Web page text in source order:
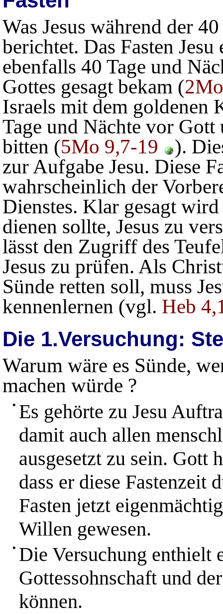
Was Jesus während der
berichtet. Das Fasten
ebenfalls 40 Tage und
Gottes gesagt bekam (
Israels mit dem goldenen
Tage und Nächte vor
bitten (5Mo 9,7-19
).
zur Aufgabe Jesu. Diese
wahrscheinlich der
Dienstes. Klar gesagt
dienen sollte, Jesus zu
lässt den Zugriff des
Jesus zu prüfen. Als
Sünde retten soll, muss
kennenlernen (vgl. Heb
Die 1.Versuchung:
Warum wäre es Sünde,
machen würde ?
• Es gehörte zu Jesu
damit auch allen
ausgesetzt zu sein. Gott
dass er diese Fastenzeit
Fasten jetzt
Willen gewesen.
• Die Versuchung enthielt
Gottessohnschaft und
können.